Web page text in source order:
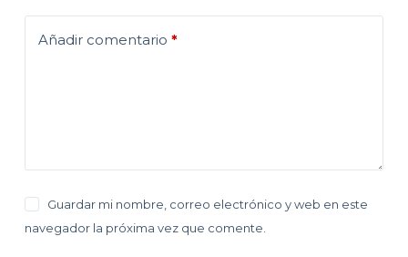
Añadir comentario *
Guardar mi nombre, correo electrónico y web en este
navegador la próxima vez que comente.